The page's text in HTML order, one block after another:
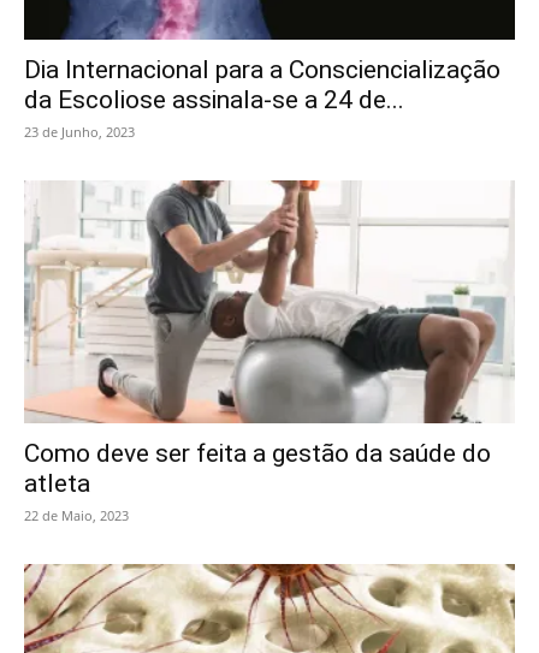
Dia Internacional para a Consciencialização
da Escoliose assinala-se a 24 de...
23 de Junho, 2023
Como deve ser feita a gestão da saúde do
atleta
22 de Maio, 2023